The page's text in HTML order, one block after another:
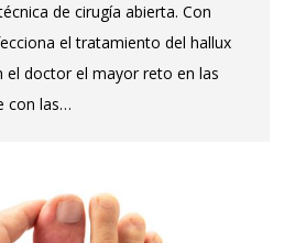
de cirugía abierta. Con
el tratamiento del hallux
el doctor el mayor reto en las
con las…